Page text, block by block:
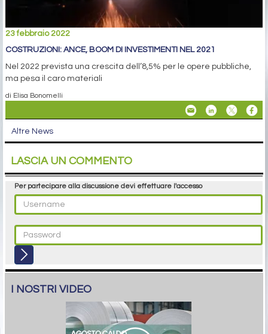
23 febbraio 2022
COSTRUZIONI: ANCE, BOOM DI INVESTIMENTI NEL 2021
Nel 2022 prevista una crescita dell’8,5% per le opere pubbliche,
ma pesa il caro materiali
di Elisa Bonomelli
Altre News
LASCIA UN COMMENTO
Per partecipare alla discussione devi effettuare l'accesso
I NOSTRI VIDEO